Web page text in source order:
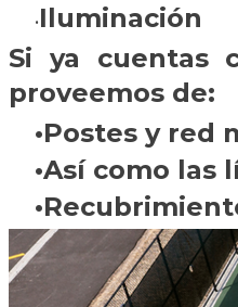
Iluminación
Si ya cuentas
proveemos de:
Postes y red
Así como las